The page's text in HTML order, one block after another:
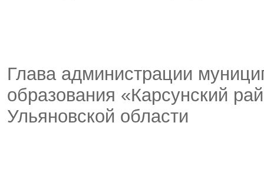
Глава администрации
образования «Карсунский
Ульяновской области